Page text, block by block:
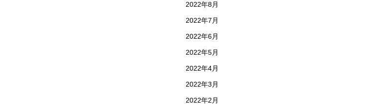
2022年8月
2022年7月
2022年6月
2022年5月
2022年4月
2022年3月
2022年2月